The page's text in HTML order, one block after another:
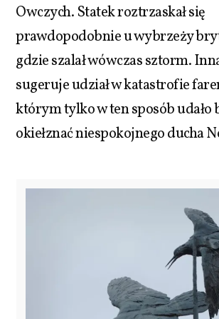
Owczych. Statek roztrzaskał się
prawdopodobnie u wybrzeży
gdzie szalał wówczas sztorm.
sugeruje udział w katastrofie
którym tylko w ten sposób udało
okiełznać niespokojnego ducha